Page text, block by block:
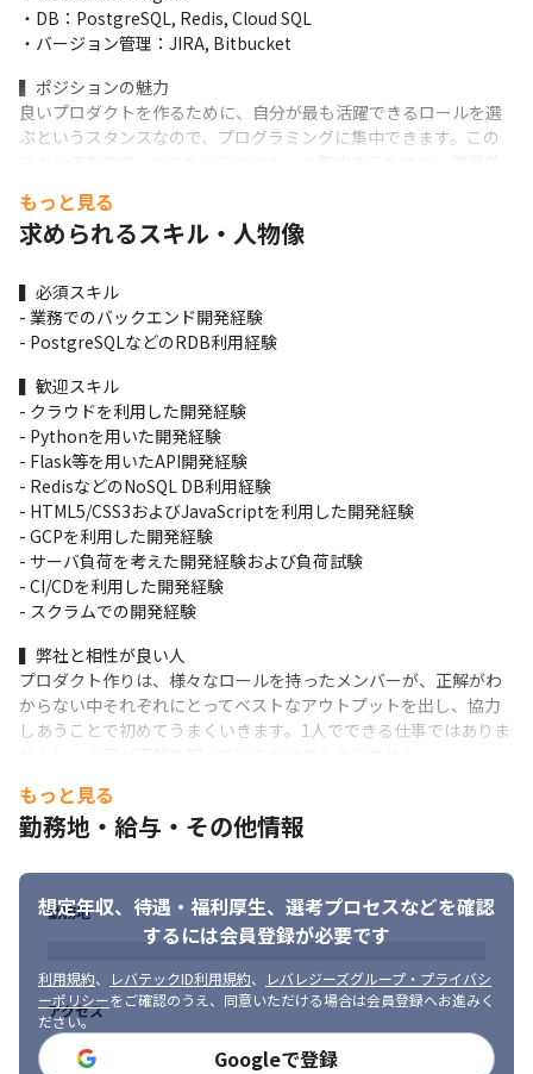
・DB：PostgreSQL, Redis, Cloud SQL
・バージョン管理：JIRA, Bitbucket
▍ポジションの魅力
良いプロダクトを作るために、自分が最も活躍できるロールを選
ぶというスタンスなので、プログラミングに集中できます。この
やりたいことに集中するのを阻害するような、説明のための資料
MTGも1日1時間のDailyハドルだけなのですが、逆に1日1時間は
顔を合わせて相談をする場を設けているため、そこで他の開発者
と「どうするべきか」を相談しながらより良い設計を議論した
り、困っていることを相談しやすいちょうど良いコミュニケーシ
ョンが取れます。
また、売上目標を達成して会社が成長すれば、自分たちの給料が
上がる仕組みになっており、良いプロダクトを作ることが自分の
メリットにも直接返ってきます。
▍キャリアアップ
仕事をしていく中で、自分がやりたいと思えるロールを選ぶこと
ができるので、開発だけをやりたい人はそれをできるし、他の領
域に広げたい人はそれをやることができます。
もっと見る
求められるスキル・人物像
▍必須スキル
- 業務でのバックエンド開発経験
- PostgreSQLなどのRDB利用経験
▍歓迎スキル
- クラウドを利用した開発経験
- Pythonを用いた開発経験
- Flask等を用いたAPI開発経験
- RedisなどのNoSQL DB利用経験
- HTML5/CSS3およびJavaScriptを利用した開発経験
- GCPを利用した開発経験
- サーバ負荷を考えた開発経験および負荷試験
- CI/CDを利用した開発経験
- スクラムでの開発経験
▍弊社と相性が良い人
プロダクト作りは、様々なロールを持ったメンバーが、正解がわ
からない中それぞれにとってベストなアウトプットを出し、協力
しあうことで初めてうまくいきます。1人でできる仕事ではありま
だからこそ、メンバーが自分の意思を持って働きやすく、お互い
を尊重し合うことができるフラットな環境が最適だと考えてお
織運営手法を取り入れています。
上下関係がないので、承認を取るという仕組みがありません。自
分のロールの責務になっていることであれば、そのロールが自由
に決めることができます。もっとこうした方が良いプロダクトに
なるのになー、開発効率上がるのになー、自分のパフォーマンス
上がるのになーと思っていたことが、できてしまうので、もっと
こうしたい！という課題を日々感じる人だと相性が良いです。
もっと見る
勤務地・給与・その他情報
想定年収、待遇・福利厚生、 選考プロセスなどを確認
するには会員登録が必要です
利用規約、 レバテックID利用規約、
レバレジーズグループ・プライバシ
ーポリシーをご確認のうえ、同意いただける場合は会員登録へお進みく
ださい。
Googleで登録
勤務地
アクセス